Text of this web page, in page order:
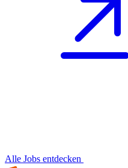
Alle Jobs entdecken